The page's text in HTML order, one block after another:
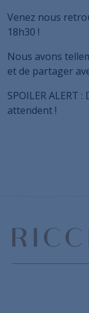
Venez nous
18h30 !
Nous avons
et de partager
SPOILER ALERT
attendent !
Merci
visite au
Show 2025 !